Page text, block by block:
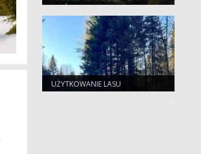
JELEŚNIA
UŻYTKOWANIE LASU